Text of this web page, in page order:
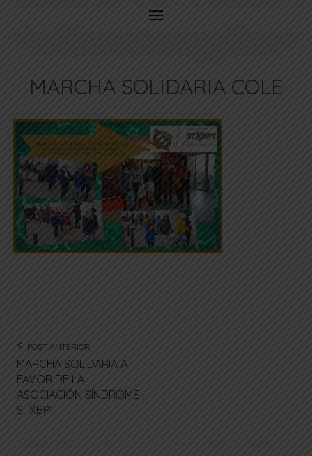
MARCHA SOLIDARIA COLE
POST ANTERIOR
MARCHA SOLIDARIA A
FAVOR DE LA
ASOCIACIÓN SÍNDROME
STXBP1